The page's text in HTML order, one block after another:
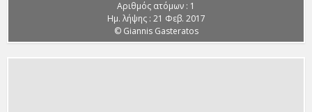
Αριθμός ατόμων : 1
Ημ. λήψης : 21 Φεβ. 2017
© Giannis Gasteratos